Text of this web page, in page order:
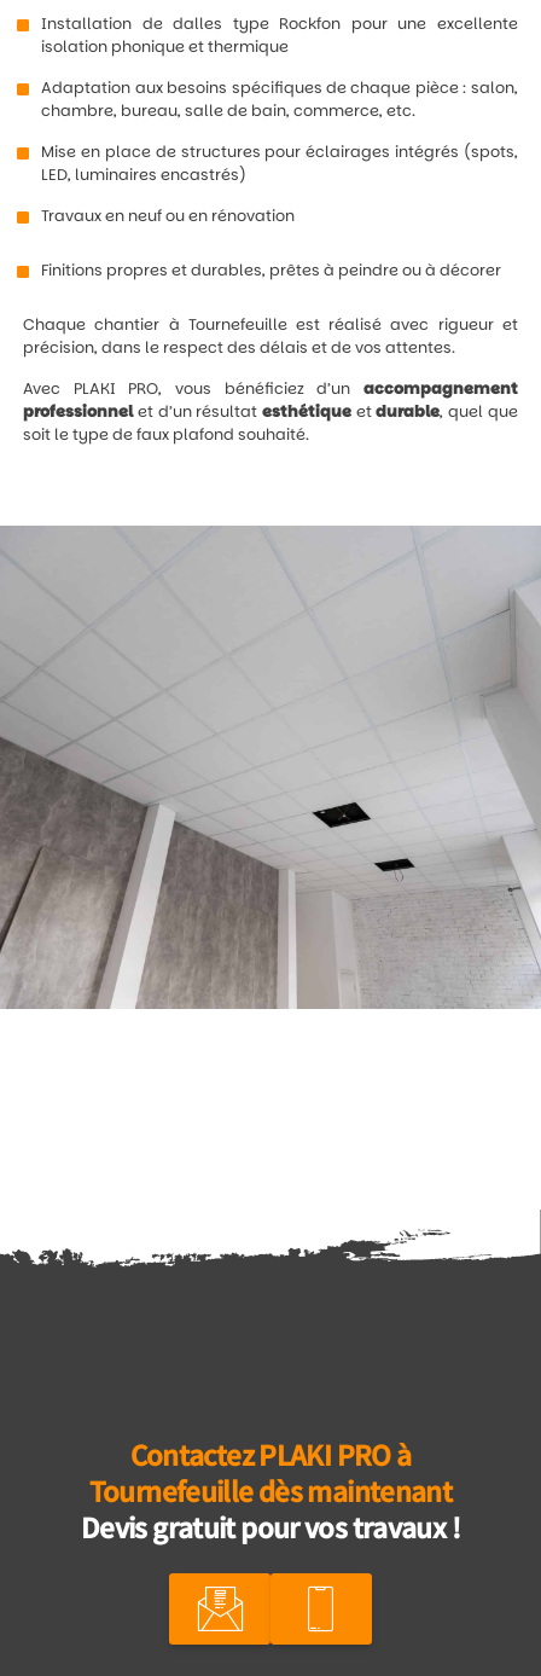
Installation de dalles type Rockfon pour une excellente
isolation phonique et thermique
Adaptation aux besoins spécifiques de chaque pièce : salon,
chambre, bureau, salle de bain, commerce, etc.
Mise en place de structures pour éclairages intégrés (spots,
LED, luminaires encastrés)
Travaux en neuf ou en rénovation
Finitions propres et durables, prêtes à peindre ou à décorer
Chaque chantier à Tournefeuille est réalisé avec rigueur et
précision, dans le respect des délais et de vos attentes.
Avec PLAKI PRO, vous bénéficiez d’un accompagnement
professionnelet d’un résultat esthétique etdurable, quel que
soit le type de faux plafond souhaité.
Contactez PLAKI PRO à
Tournefeuille dès maintenant
Devis gratuit pour vos travaux !